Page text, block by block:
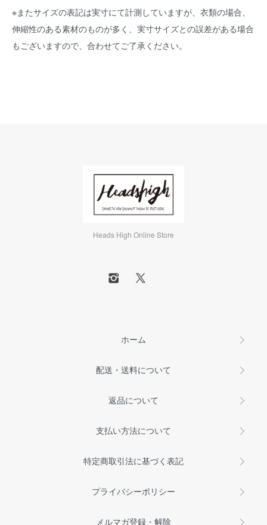
※またサイズの表記は実寸にて計測していますが、衣類の場合、
伸縮性のある素材のものが多く、実寸サイズとの誤差がある場合
もございますので、合わせてご了承ください。
Heads High Online Store
ホーム
配送・送料について
返品について
支払い方法について
特定商取引法に基づく表記
プライバシーポリシー
メルマガ登録・解除